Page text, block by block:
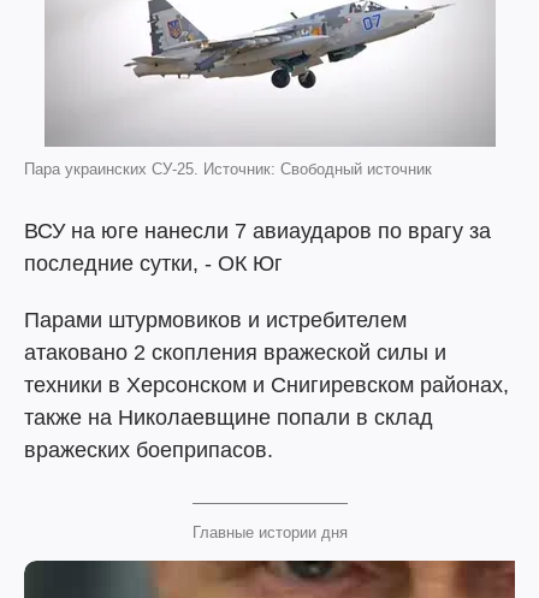
Пара украинских СУ-25. Источник: Свободный источник
ВСУ на юге нанесли 7 авиаударов по врагу за
последние сутки, - ОК Юг
Парами штурмовиков и истребителем
атаковано 2 скопления вражеской силы и
техники в Херсонском и Снигиревском районах,
также на Николаевщине попали в склад
вражеских боеприпасов.
Главные истории дня